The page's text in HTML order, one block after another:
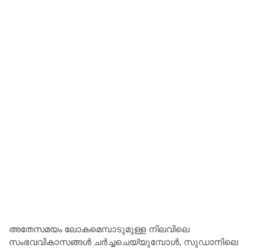
അതേസമയം ലോകമെമ്പാടുമുള്ള നിലവിലെ
സംഭവവികാസങ്ങൾ ചർച്ചചെയ്യുമ്പോൾ, സുഡാനിലെ